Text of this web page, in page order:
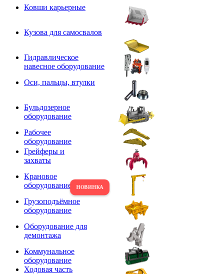
Ковши карьерные
Кузова для самосвалов
Гидравлическое
навесное оборудование
Оси, пальцы, втулки
Бульдозерное
оборудование
Рабочее
оборудование
Грейферы и
захваты
Крановое
оборудование
Грузоподъёмное
оборудование
Оборудование для
демонтажа
Коммунальное
оборудование
Ходовая часть